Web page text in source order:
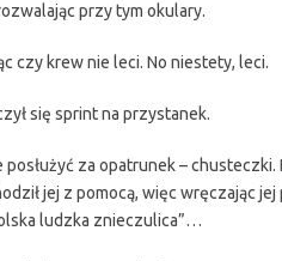
przy tym okulary.
czy krew nie leci. No niestety, leci.
się sprint na przystanek.
za opatrunek –
jej z pomocą, więc wręczając jej
ludzka znieczulica”…